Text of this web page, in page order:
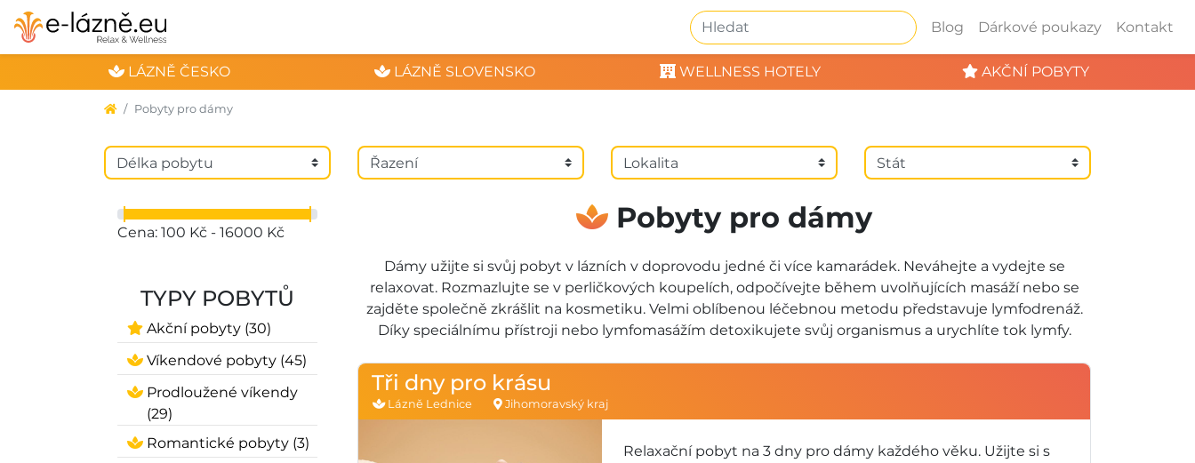
Blog Dárkové poukazy Kontakt
LÁZNĚ ČESKO LÁZNĚ SLOVENSKO WELLNESS HOTELY AKČNÍ POBYTY
Pobyty pro dámy
Cena: 100 Kč - 16000 Kč
TYPY POBYTŮ
Akční pobyty (30)
Víkendové pobyty (45)
Prodloužené víkendy
(29)
Romantické pobyty (3)
Pobyty pro dámy
Dámy užijte si svůj pobyt v lázních v doprovodu jedné či více kamarádek. Neváhejte a vydejte se
relaxovat. Rozmazlujte se v perličkových koupelích, odpočívejte během uvolňujících masáží nebo se
zajděte společně zkrášlit na kosmetiku. Velmi oblíbenou léčebnou metodu představuje lymfodrenáž.
Díky speciálnímu přístroji nebo lymfomasážím detoxikujete svůj organismus a urychlíte tok lymfy.
Tři dny pro krásu
Lázně Lednice Jihomoravský kraj
Relaxační pobyt na 3 dny pro dámy každého věku. Užijte si s